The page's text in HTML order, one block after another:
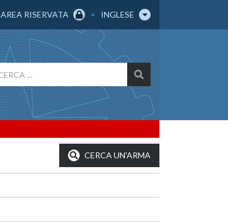
AREA RISERVATA INGLESE
CERCA UN'ARMA